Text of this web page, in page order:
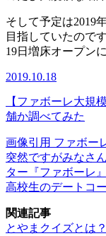
そして予定は2019
目指していたので
19日増床オープン
2019.10.18
【ファボーレ大規
舗か調べてみた
画像引用 ファボー
突然ですがみなさ
ター『ファボーレ
高校生のデートコ
関連記事
とやまクイズとは？